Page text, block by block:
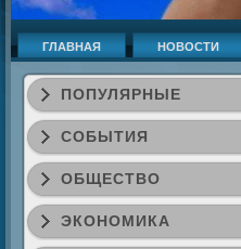
ГЛАВНАЯ НОВОСТИ
ПОПУЛЯРНЫЕ
СОБЫТИЯ
ОБЩЕСТВО
ЭКОНОМИКА